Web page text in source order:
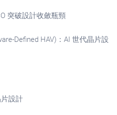
突破設計收斂瓶頸
Defined HAV)：AI 世代晶片設
設計